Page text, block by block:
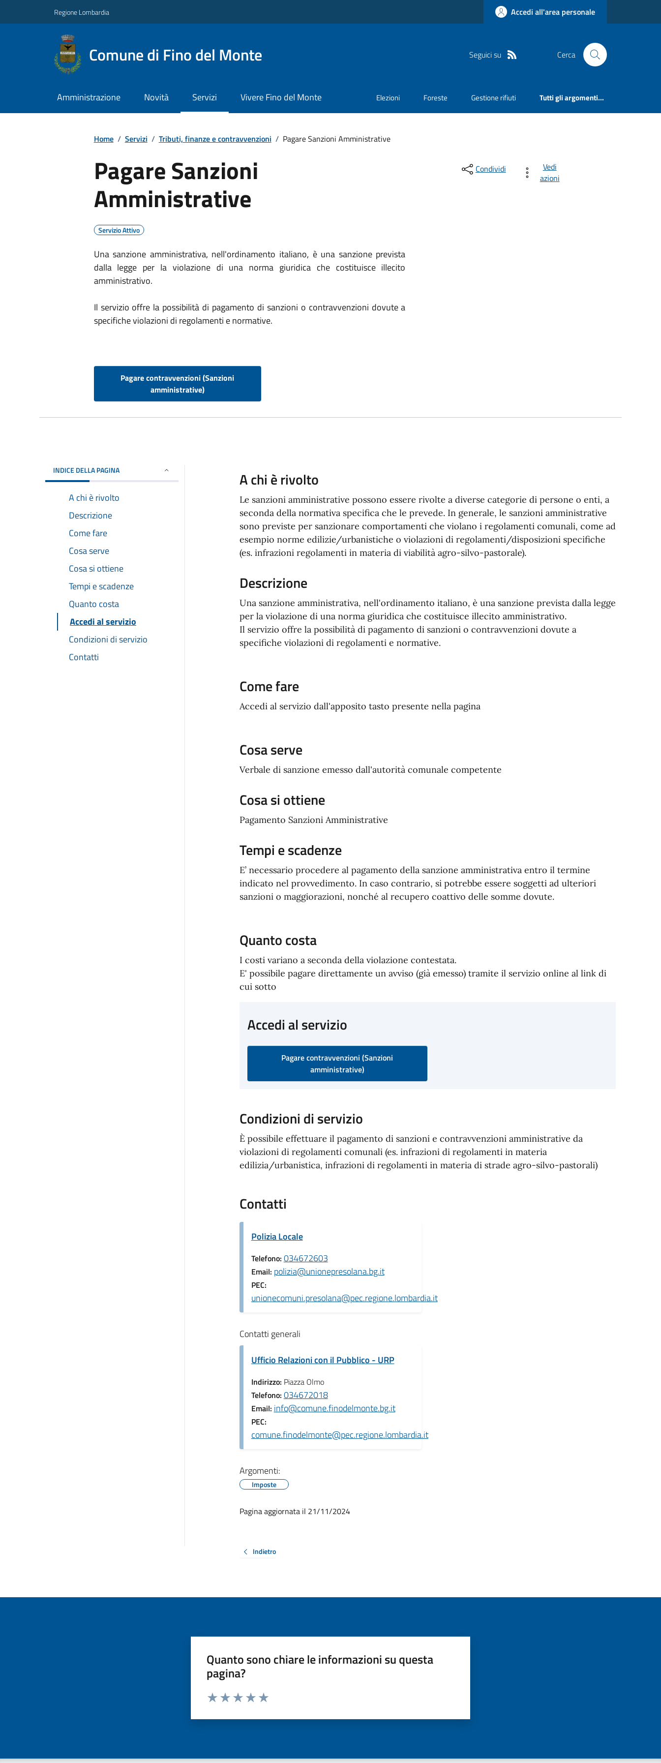
Regione Lombardia Accedi all'area personale
Comune di Fino del Monte Seguici su Cerca
Amministrazione Novità Servizi Vivere Fino del Monte Elezioni Foreste Gestione rifiuti Tutti gli argomenti...
Home / Servizi / Tributi, finanze e contravvenzioni / Pagare Sanzioni Amministrative
Pagare Sanzioni
Amministrative
Servizio Attivo
Una sanzione amministrativa, nell'ordinamento italiano, è una sanzione prevista
dalla legge per la violazione di una norma giuridica che costituisce illecito
amministrativo.
Il servizio offre la possibilità di pagamento di sanzioni o contravvenzioni dovute a
specifiche violazioni di regolamenti e normative.
Pagare contravvenzioni (Sanzioni
amministrative)
Condividi
Vedi
azioni
INDICE DELLA PAGINA
A chi è rivolto
Descrizione
Come fare
Cosa serve
Cosa si ottiene
Tempi e scadenze
Quanto costa
Accedi al servizio
Condizioni di servizio
Contatti
A chi è rivolto
Le sanzioni amministrative possono essere rivolte a diverse categorie di persone o enti, a
seconda della normativa specifica che le prevede. In generale, le sanzioni amministrative
sono previste per sanzionare comportamenti che violano i regolamenti comunali, come ad
esempio norme edilizie/urbanistiche o violazioni di regolamenti/disposizioni specifiche
(es. infrazioni regolamenti in materia di viabilità agro-silvo-pastorale).
Descrizione
Una sanzione amministrativa, nell'ordinamento italiano, è una sanzione prevista dalla legge
per la violazione di una norma giuridica che costituisce illecito amministrativo.
Il servizio offre la possibilità di pagamento di sanzioni o contravvenzioni dovute a
specifiche violazioni di regolamenti e normative.
Come fare
Accedi al servizio dall'apposito tasto presente nella pagina
Cosa serve
Verbale di sanzione emesso dall'autorità comunale competente
Cosa si ottiene
Pagamento Sanzioni Amministrative
Tempi e scadenze
E’ necessario procedere al pagamento della sanzione amministrativa entro il termine
indicato nel provvedimento. In caso contrario, si potrebbe essere soggetti ad ulteriori
sanzioni o maggiorazioni, nonché al recupero coattivo delle somme dovute.
Quanto costa
I costi variano a seconda della violazione contestata.
E' possibile pagare direttamente un avviso (già emesso) tramite il servizio online al link di
cui sotto
Accedi al servizio
Pagare contravvenzioni (Sanzioni
amministrative)
Condizioni di servizio
È possibile effettuare il pagamento di sanzioni e contravvenzioni amministrative da
violazioni di regolamenti comunali (es. infrazioni di regolamenti in materia
edilizia/urbanistica, infrazioni di regolamenti in materia di strade agro-silvo-pastorali)
Contatti
Polizia Locale
Telefono: 034672603
Email: polizia@unionepresolana.bg.it
PEC:
unionecomuni.presolana@pec.regione.lombardia.it
Contatti generali
Ufficio Relazioni con il Pubblico - URP
Indirizzo: Piazza Olmo
Telefono: 034672018
Email: info@comune.finodelmonte.bg.it
PEC:
comune.finodelmonte@pec.regione.lombardia.it
Argomenti:
Imposte
Pagina aggiornata il 21/11/2024
Indietro
Quanto sono chiare le informazioni su questa
pagina?
Valuta da 1 a 5 stelle la pagina